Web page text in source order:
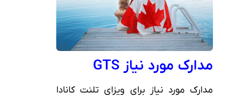
مدارک مورد نیاز GTS
مدارک مورد نیاز برای ویزای تلنت کانادا